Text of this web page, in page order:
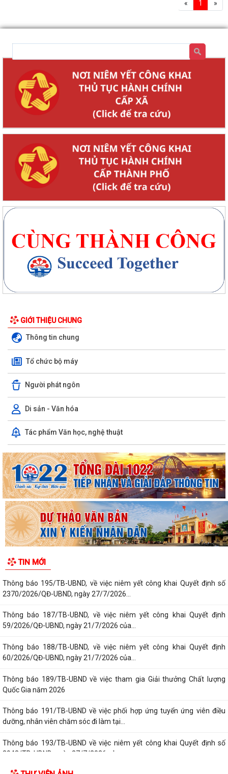
« 1 »
GIỚI THIỆU CHUNG
Thông tin chung
Tổ chức bộ máy
Người phát ngôn
Di sản - Văn hóa
Tác phẩm Văn học, nghệ thuật
TIN MỚI
Thông báo 195/TB-UBND, về việc niêm yết công khai Quyết định số
2370/2026/QĐ-UBND, ngày 27/7/2026...
Thông báo 187/TB-UBND, về việc niêm yết công khai Quyết định
59/2026/QĐ-UBND, ngày 21/7/2026 của...
Thông báo 188/TB-UBND, về việc niêm yết công khai Quyết định
60/2026/QĐ-UBND, ngày 21/7/2026 của...
Thông báo 189/TB-UBND về việc tham gia Giải thưởng Chất lượng
Quốc Gia năm 2026
Thông báo 191/TB-UBND về việc phối hợp ứng tuyển ứng viên điều
dưỡng, nhân viên chăm sóc đi làm tại...
Thông báo 193/TB-UBND về việc niêm yết công khai Quyết định số
2943/TB-UBND, ngày 27/7/2026 của...